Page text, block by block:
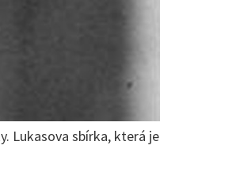
Lukasova sbírka, která je